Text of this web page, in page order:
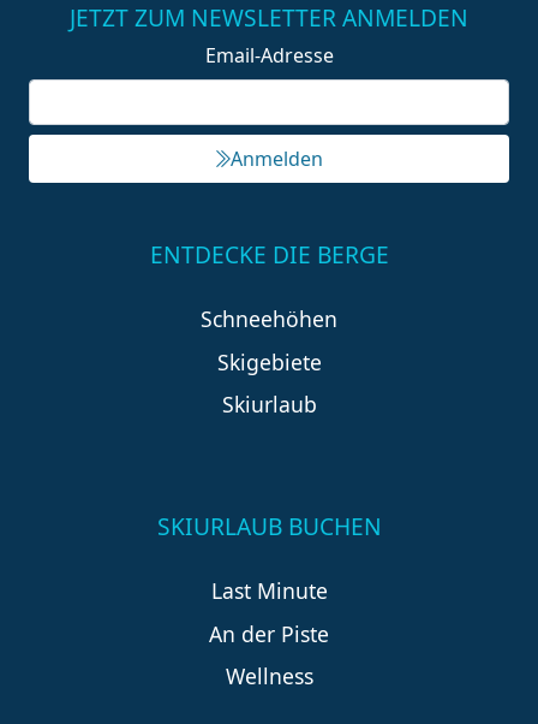
JETZT ZUM NEWSLETTER ANMELDEN
Email-Adresse
Anmelden
ENTDECKE DIE BERGE
Schneehöhen
Skigebiete
Skiurlaub
SKIURLAUB BUCHEN
Last Minute
An der Piste
Wellness